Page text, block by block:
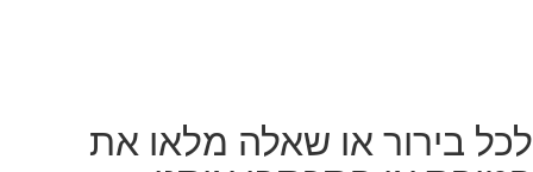
לכל בירור או שאלה מלאו את